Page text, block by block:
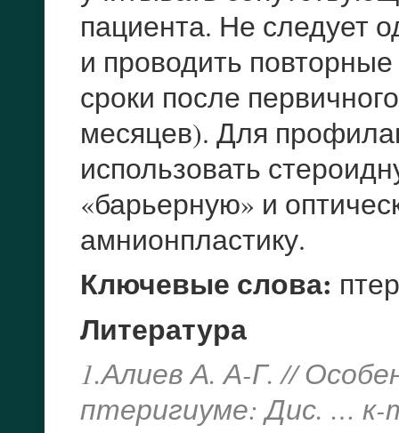
пациента. Не следует
и проводить
сроки после
месяцев). Для
использовать
«барьерную» и
амнионпластику.
Ключевые слова:
Литература
1.Алиев А. А-Г. //
птеригиуме: Дис. … к-